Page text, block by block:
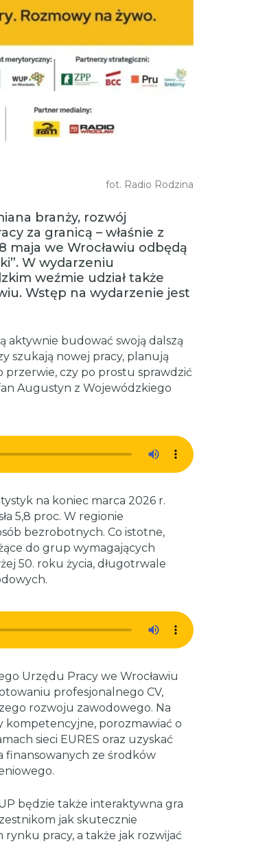
fot. Radio Rodzina
branży, rozwój
za granicą – właśnie z
maja we Wrocławiu odbędą
W wydarzeniu
weźmie udział także
Wstęp na wydarzenie jest
aktywnie budować swoją dalszą
szukają nowej pracy, planują
przerwie, czy po prostu sprawdzić
Augustyn z Wojewódzkiego
na koniec marca 2026 r.
5,8 proc. W regionie
bezrobotnych. Co istotne,
do grup wymagających
50. roku życia, długotrwale
Urzędu Pracy we Wrocławiu
profesjonalnego CV,
rozwoju zawodowego. Na
kompetencyjne, porozmawiać o
sieci EURES oraz uzyskać
finansowanych ze środków
będzie także interaktywna gra
jak skutecznie
pracy, a także jak rozwijać